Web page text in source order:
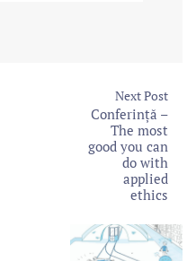
Next Post
Conferință –
The most
good you can
do with
applied
ethics